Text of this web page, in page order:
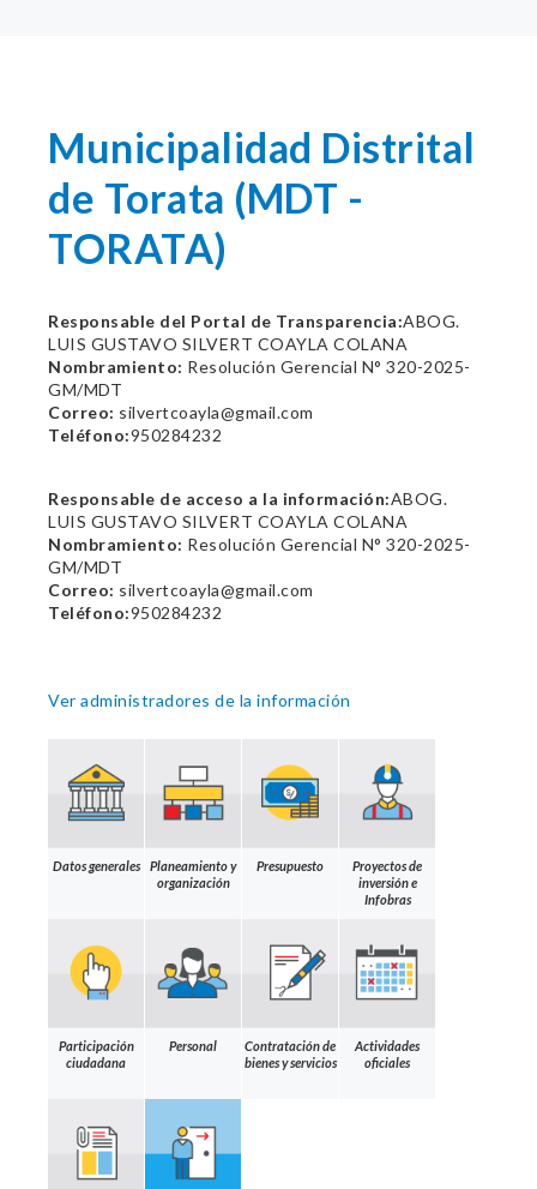
Municipalidad Distrital
de Torata (MDT -
TORATA)
Responsable del Portal de Transparencia:ABOG.
LUIS GUSTAVO SILVERT COAYLA COLANA
Nombramiento: Resolución Gerencial N° 320-2025-
GM/MDT
Correo: silvertcoayla@gmail.com
Teléfono:950284232
Responsable de acceso a la información:ABOG.
LUIS GUSTAVO SILVERT COAYLA COLANA
Nombramiento: Resolución Gerencial N° 320-2025-
GM/MDT
Correo: silvertcoayla@gmail.com
Teléfono:950284232
Ver administradores de la información
Datos generales
Planeamiento y
organización
Presupuesto
Proyectos de
inversión e
Infobras
Participación
ciudadana
Personal
Contratación de
bienes y servicios
Actividades
oficiales